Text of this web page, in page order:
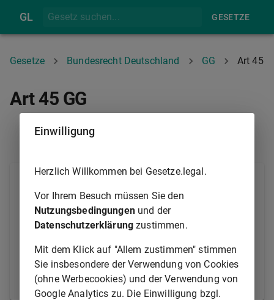
GL GESETZE
Gesetze Bundesrecht Deutschland GG Art 45
Art 45 GG
Der Bundestag bestellt einen Ausschuß für die
Angelegenheiten der Europäischen Union. Er kann ihn
ermächtigen, die Rechte des Bundestages gemäß
Artikel 23 gegenüber der Bundesregierung
Rechte wahrzunehmen, die dem Bundestag in den
vertraglichen Grundlagen der Europäischen Union
eingeräumt sind.
Einwilligung
Herzlich Willkommen bei Gesetze.legal.
Vor Ihrem Besuch müssen Sie den
Nutzungsbedingungenund der
Datenschutzerklärung zustimmen.
Mit dem Klick auf "Allem zustimmen" stimmen
Sie insbesondere der Verwendung von Cookies
(ohne Werbecookies) und der Verwendung von
Google Analytics zu. Die Einwilligung bzgl.